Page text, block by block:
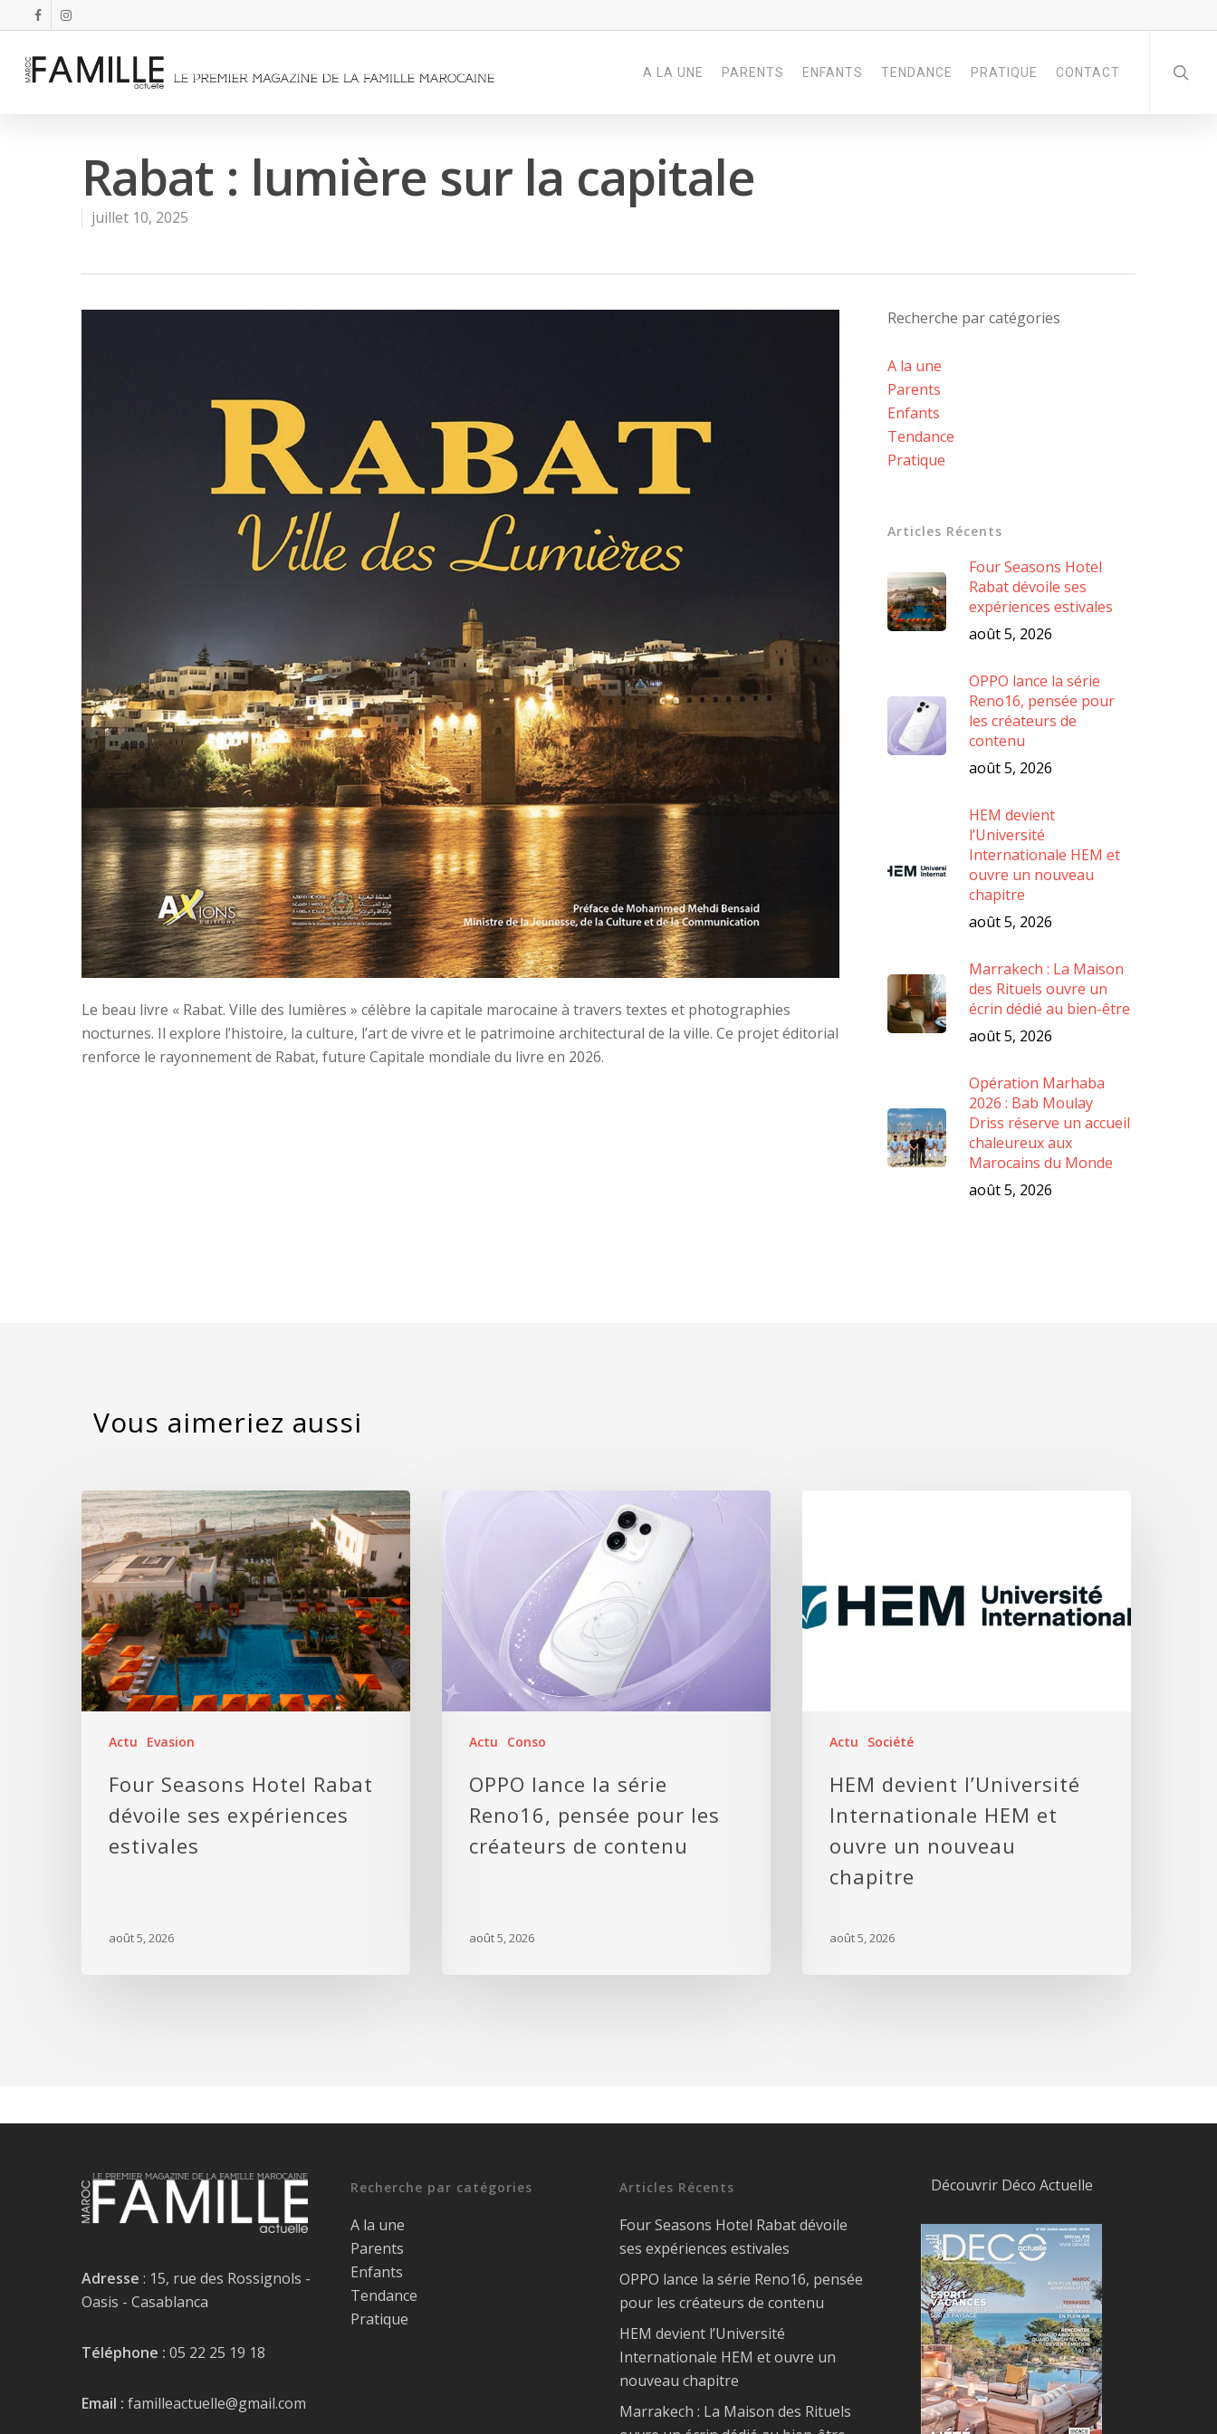
A LA UNE PARENTS ENFANTS TENDANCE PRATIQUE CONTACT
Rabat : lumière sur la capitale
juillet 10, 2025
Le beau livre « Rabat. Ville des lumières » célèbre la capitale marocaine à travers textes et photographies
nocturnes. Il explore l’histoire, la culture, l’art de vivre et le patrimoine architectural de la ville. Ce projet éditorial
renforce le rayonnement de Rabat, future Capitale mondiale du livre en 2026.
Recherche par catégories
A la une
Parents
Enfants
Tendance
Pratique
Articles Récents
Four Seasons Hotel
Rabat dévoile ses
expériences estivales
août 5, 2026
OPPO lance la série
Reno16, pensée pour
les créateurs de
contenu
août 5, 2026
HEM devient
l’Université
Internationale HEM et
ouvre un nouveau
chapitre
août 5, 2026
Marrakech : La Maison
des Rituels ouvre un
écrin dédié au bien-être
août 5, 2026
Opération Marhaba
2026 : Bab Moulay
Driss réserve un accueil
chaleureux aux
Marocains du Monde
août 5, 2026
Actu Evasion
Four Seasons Hotel Rabat
dévoile ses expériences
estivales
août 5, 2026
Actu Conso
OPPO lance la série
Reno16, pensée pour les
créateurs de contenu
août 5, 2026
Actu Société
HEM devient l’Université
Internationale HEM et
ouvre un nouveau
chapitre
août 5, 2026
Adresse : 15, rue des Rossignols -
Oasis - Casablanca
Téléphone : 05 22 25 19 18
Email : familleactuelle@gmail.com
Recherche par catégories
A la une
Parents
Enfants
Tendance
Pratique
Articles Récents
Four Seasons Hotel Rabat dévoile
ses expériences estivales
OPPO lance la série Reno16, pensée
pour les créateurs de contenu
HEM devient l’Université
Internationale HEM et ouvre un
nouveau chapitre
Marrakech : La Maison des Rituels
Découvrir Déco Actuelle